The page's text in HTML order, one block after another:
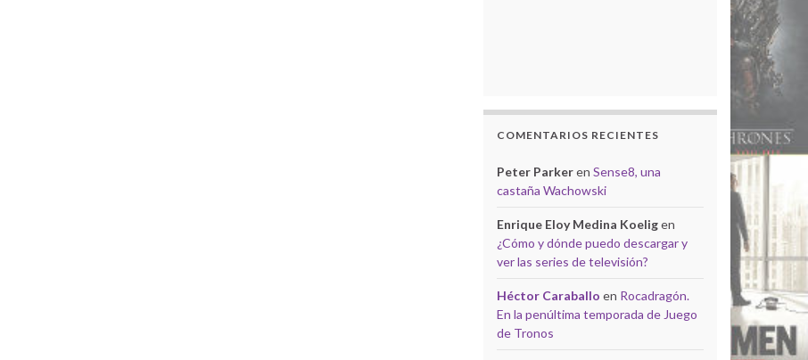
COMENTARIOS RECIENTES
Peter Parkeren Sense8, una
castaña Wachowski
Enrique Eloy Medina Koeligen
¿Cómo y dónde puedo descargar y
ver las series de televisión?
Héctor Caraballo en Rocadragón.
En la penúltima temporada de Juego
de Tronos